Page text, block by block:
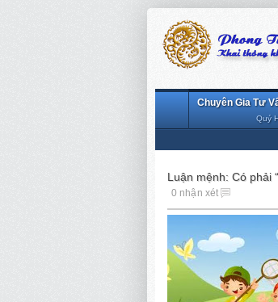
Chuyên Gia Tư
Quý
Luận mệnh: Có phải
0 nhận xét